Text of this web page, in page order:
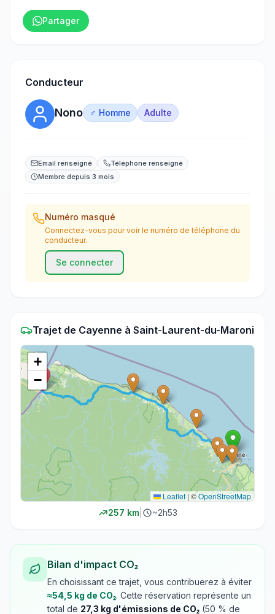
Partager
Conducteur
Nono ♂ Homme Adulte
Email renseigné
Téléphone renseigné
Membre depuis 3 mois
Numéro masqué
Connectez-vous pour voir le numéro de téléphone du
conducteur.
Se connecter
Trajet de Cayenne à Saint-Laurent-du-Maroni
+
−
Leaflet | ©OpenStreetMap
257 km| ~2h53
Bilan d'impact CO₂
En choisissant ce trajet, vous contribuerez à éviter
≈54,5 kg de CO₂. Cette réservation représente un
total de 27,3 kg d'émissions de CO₂ (50 % de